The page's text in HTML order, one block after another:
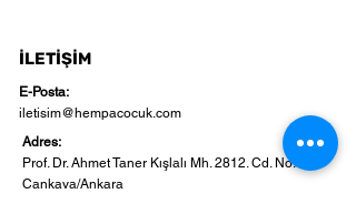
İLETİŞİM
E-Posta:
iletisim@hempacocuk.com
Adres:
Prof. Dr. Ahmet Taner Kışlalı Mh. 2812. Cd. No:17
Çankaya/Ankara